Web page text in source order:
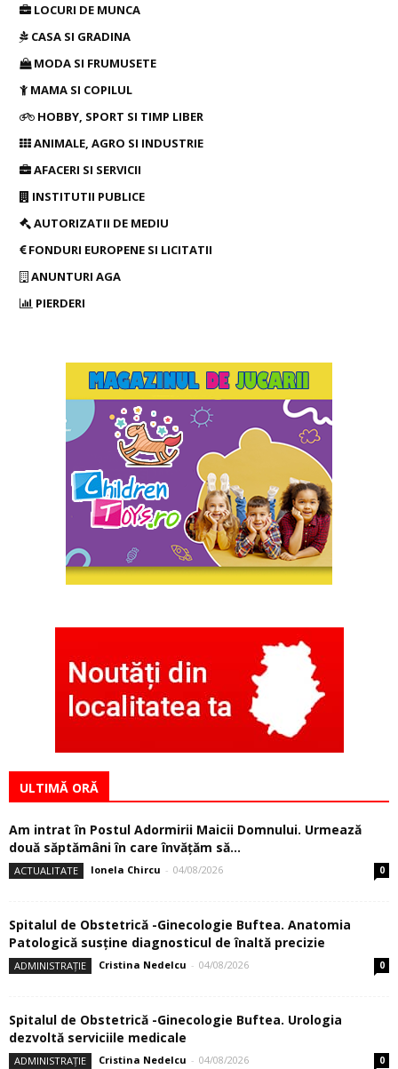
LOCURI DE MUNCA
CASA SI GRADINA
MODA SI FRUMUSETE
MAMA SI COPILUL
HOBBY, SPORT SI TIMP LIBER
ANIMALE, AGRO SI INDUSTRIE
AFACERI SI SERVICII
INSTITUTII PUBLICE
AUTORIZATII DE MEDIU
FONDURI EUROPENE SI LICITATII
ANUNTURI AGA
PIERDERI
ULTIMĂ ORĂ
Am intrat în Postul Adormirii Maicii Domnului. Urmează
două săptămâni în care învăţăm să...
ACTUALITATE Ionela Chircu - 04/08/2026 0
Spitalul de Obstetrică -Ginecologie Buftea. Anatomia
Patologică susţine diagnosticul de înaltă precizie
ADMINISTRAȚIE Cristina Nedelcu - 04/08/2026 0
Spitalul de Obstetrică -Ginecologie Buftea. Urologia
dezvoltă serviciile medicale
ADMINISTRAȚIE Cristina Nedelcu - 04/08/2026 0